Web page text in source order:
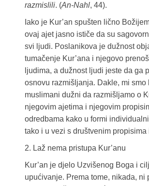
razmislili. (An-Nahl, 44).
Iako je Kur’an spušten lično
ovaj ajet jasno ističe da su
svi ljudi. Poslanikova je dužnost
tumačenje Kur’ana i njegovo
ljudima, a dužnost ljudi jeste da ga
osnovu razmišljanja. Dakle, mi smo
muslimani dužni da razmišljamo o
njegovim ajetima i njegovim
odredbama kako u formi
tako i u vezi s društvenim propisima
2. Laž nema pristupa Kur’anu
Kur’an je djelo Uzvišenog Boga i
upućivanje. Prema tome, nikada, ni